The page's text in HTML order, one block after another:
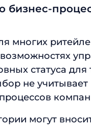
бизнес-
многих
статуса для
не
могут